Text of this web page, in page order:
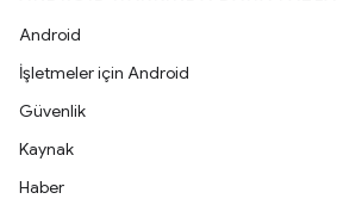
Android
İşletmeler için Android
Güvenlik
Kaynak
Haber